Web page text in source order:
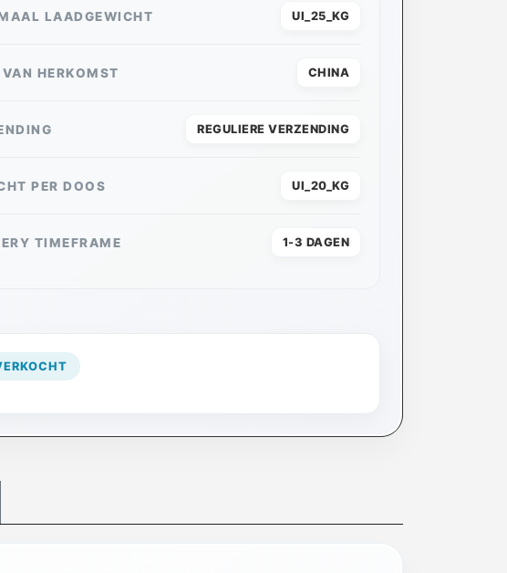
LAADGEWICHT UI_25_KG
HERKOMST CHINA
REGULIERE VERZENDING
PER DOOS UI_20_KG
TIMEFRAME 1-3 DAGEN